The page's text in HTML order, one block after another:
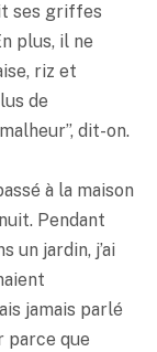
ses griffes
plus, il ne
riz et
de
dit-on.
à la maison
Pendant
un jardin, j’ai
jamais parlé
parce que